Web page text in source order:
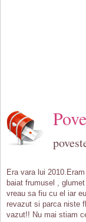
Era vara lui
baiat frumusel ,
vreau sa fiu cu el iar
revazut si parca niste
vazut!! Nu mai stiam